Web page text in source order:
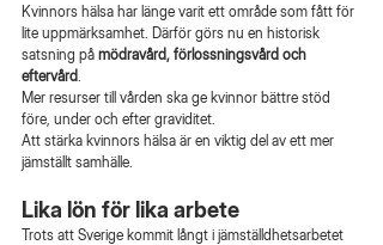
Kvinnors hälsa har länge varit ett område som fått för
lite uppmärksamhet. Därför görs nu en historisk
satsning på mödravård, förlossningsvård och
eftervård
Mer resurser till vården ska ge kvinnor bättre stöd
före, under och efter graviditet.
Att stärka kvinnors hälsa är en viktig del av ett mer
jämställt samhälle.
Lika lön för lika arbete
Trots att Sverige kommit långt i jämställdhetsarbetet